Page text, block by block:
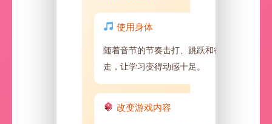
使用身体
随着音节的节奏击打、跳跃和行
走，让学习变得动感十足。
改变游戏内容